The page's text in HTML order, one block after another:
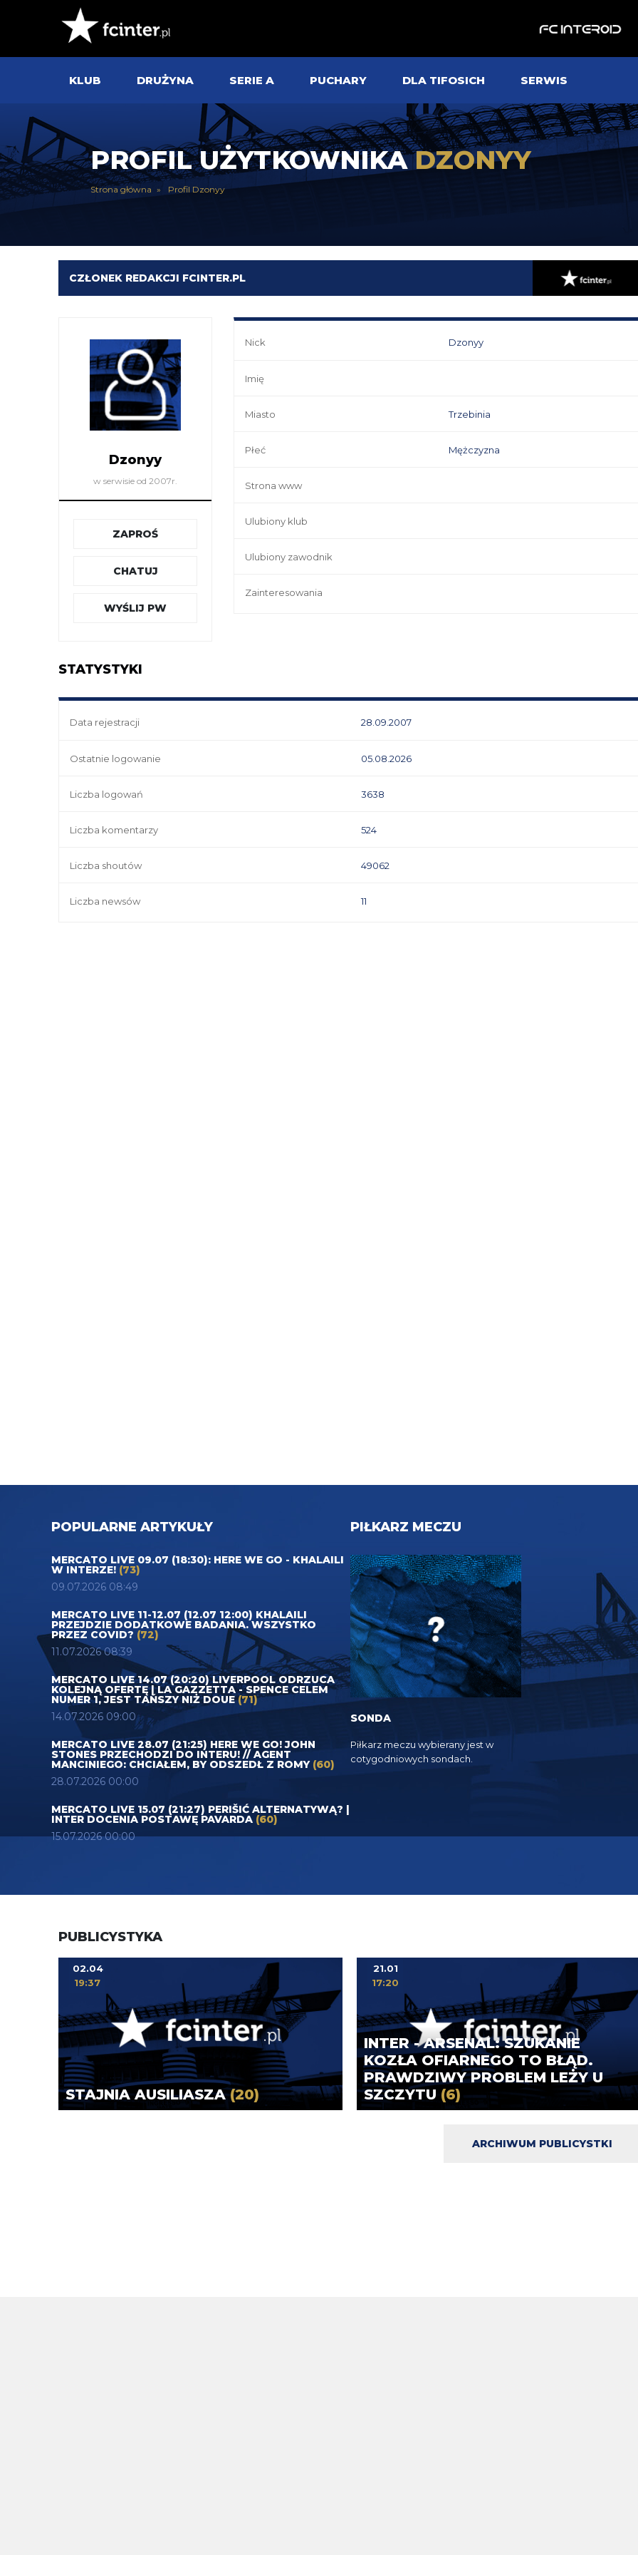
KLUB DRUŻYNA SERIE A PUCHARY DLA TIFOSICH SERWIS
PROFIL UŻYTKOWNIKADZONYY
Strona główna Profil Dzonyy
CZŁONEK REDAKCJI FCINTER.PL
Dzonyy
w serwisie od 2007r.
ZAPROŚ
CHATUJ
WYŚLIJ PW
Nick Dzonyy
Imię
Miasto Trzebinia
Płeć Mężczyzna
Strona www
Ulubiony klub
Ulubiony zawodnik
Zainteresowania
STATYSTYKI
Data rejestracji 28.09.2007
Ostatnie logowanie 05.08.2026
Liczba logowań 3638
Liczba komentarzy 524
Liczba shoutów 49062
Liczba newsów 11
POPULARNE ARTYKUŁY
MERCATO LIVE 09.07 (18:30): HERE WE GO - KHALAILI
W INTERZE! (73)
09.07.2026 08:49
MERCATO LIVE 11-12.07 (12.07 12:00) KHALAILI
PRZEJDZIE DODATKOWE BADANIA. WSZYSTKO
PRZEZ COVID? (72)
11.07.2026 08:39
MERCATO LIVE 14.07 (20:20) LIVERPOOL ODRZUCA
KOLEJNĄ OFERTĘ | LA GAZZETTA - SPENCE CELEM
NUMER 1, JEST TAŃSZY NIŻ DOUE(71)
14.07.2026 09:00
MERCATO LIVE 28.07 (21:25) HERE WE GO! JOHN
STONES PRZECHODZI DO INTERU! // AGENT
MANCINIEGO: CHCIAŁEM, BY ODSZEDŁ Z ROMY (60)
28.07.2026 00:00
MERCATO LIVE 15.07 (21:27) PERIŠIĆ ALTERNATYWĄ? |
INTER DOCENIA POSTAWĘ PAVARDA (60)
15.07.2026 00:00
PIŁKARZ MECZU
SONDA
Piłkarz meczu wybierany jest w
cotygodniowych sondach.
PUBLICYSTYKA
STAJNIA AUSILIASZA(20)
02.04
19:37
INTER - ARSENAL: SZUKANIE
KOZŁA OFIARNEGO TO BŁĄD.
PRAWDZIWY PROBLEM LEŻY U
SZCZYTU (6)
21.01
17:20
ARCHIWUM PUBLICYSTKI